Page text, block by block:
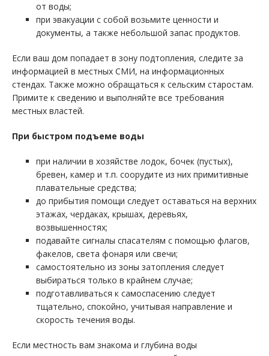
от воды;
при эвакуации с собой возьмите ценности и
документы, а также небольшой запас продуктов.
Если ваш дом попадает в зону подтопления, следите за
информацией в местных СМИ, на информационных
стендах. Также можно обращаться к сельским старостам.
Примите к сведению и выполняйте все требования
местных властей.
При быстром подъеме воды
при наличии в хозяйстве лодок, бочек (пустых),
бревен, камер и т.п. соорудите из них примитивные
плавательные средства;
до прибытия помощи следует оставаться на верхних
этажах, чердаках, крышах, деревьях,
возвышенностях;
подавайте сигналы спасателям с помощью флагов,
факелов, света фонаря или свечи;
самостоятельно из зоны затопления следует
выбираться только в крайнем случае;
подготавливаться к самоспасению следует
тщательно, спокойно, учитывая направление и
скорость течения воды.
Если местность вам знакома и глубина воды